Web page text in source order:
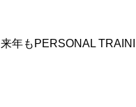
来年もPERSONAL